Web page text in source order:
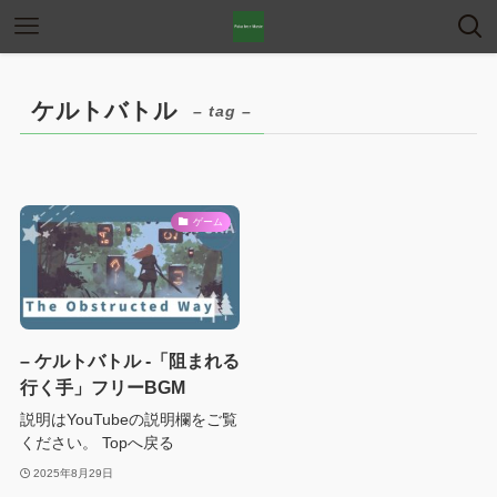
ケルトバトル – tag –
ゲーム
– ケルトバトル -「阻まれる
行く手」フリーBGM
説明はYouTubeの説明欄をご覧
ください。 Topへ戻る
2025年8月29日